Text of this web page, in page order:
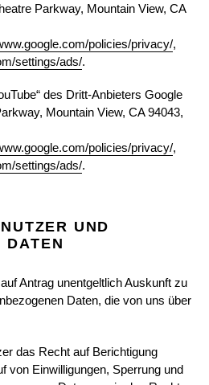
Parkway, Mountain View, CA
policies/privacy/,
settings/ads/.
des Dritt-Anbieters Google
Mountain View, CA 94043,
policies/privacy/,
settings/ads/.
UND
DATEN
Antrag unentgeltlich Auskunft zu
Daten, die von uns über
das Recht auf Berichtigung
von Einwilligungen, Sperrung und